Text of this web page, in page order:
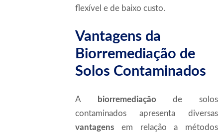
flexível e de baixo custo.
Vantagens da
Biorremediação de
Solos Contaminados
A biorremediaçãode solos
contaminados apresenta diversas
vantagens em relação a métodos